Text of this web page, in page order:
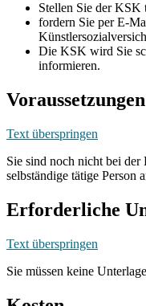
Stellen Sie der KSK
fordern Sie per E-
Die KSK wird Sie
informieren.
Voraussetzungen
Text überspringen
Sie sind noch nicht bei
selbständige tätige Person
Erforderliche
Text überspringen
Sie müssen keine